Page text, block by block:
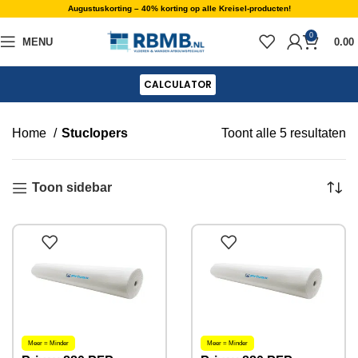
Augustuskorting – 40% korting op alle Kreisel-producten!
MENU
0
0.00
CALCULATOR
Home Stuclopers Toont alle 5 resultaten
Toon sidebar
Meer = Minder Meer = Minder